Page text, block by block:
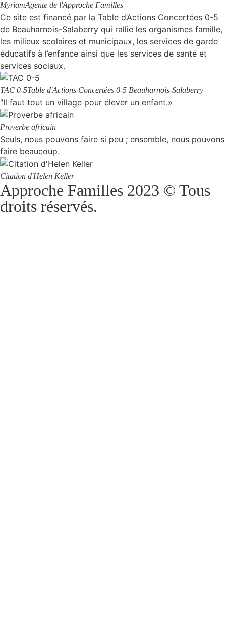
MyriamAgente de l'Approche Familles
Ce site est financé par la Table d’Actions Concertées 0-5
de Beauharnois-Salaberry qui rallie les organismes famille,
les milieux scolaires et municipaux, les services de garde
éducatifs à l’enfance ainsi que les services de santé et
services sociaux.
TAC 0-5Table d'Actions Concertées 0-5 Beauharnois-Salaberry
"Il faut tout un village pour élever un enfant.»
Proverbe africain
Seuls, nous pouvons faire si peu ; ensemble, nous pouvons
faire beaucoup.
Citation d'Helen Keller
Approche Familles 2023 © Tous
droits réservés.